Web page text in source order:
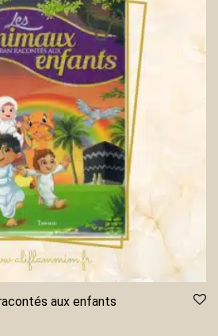
aux enfants